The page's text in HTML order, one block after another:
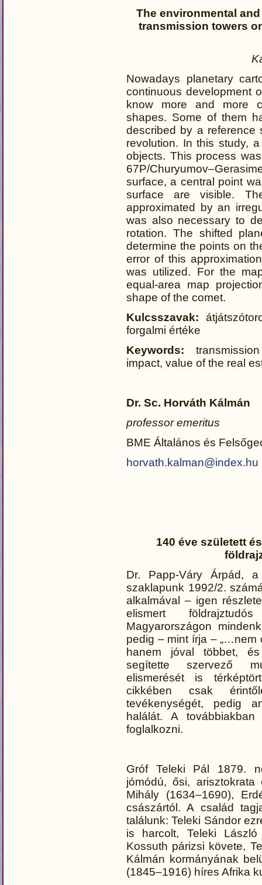
The environmental
transmission towers
Nowadays planetary
continuous development
know more and more
shapes. Some of them
described by a reference
revolution. In this study,
objects. This process
67P/
surface, a central point
surface are visible.
approximated by an
was also necessary to
rotation. The shifted
determine the points on
error of this
was utilized. For the
equal-area map
shape of the comet.
Kulcsszavak:
forgalmi értéke
Keywords:
impact, value of the real
Dr. Sc. Horváth Kálmán
professor emeritus
BME Általános és
horvath.kalman@index.hu
140 éve született
Dr. Papp-Váry Árpád,
szaklapunk 1992/2.
alkalmával – igen
elismert
Magyarországon
pedig – mint írja – „…nem
hanem jóval többet,
segítette szervező
elismerését is
cikkében csak
tevékenységét, pedig
halálát. A
foglalkozni.
Gróf Teleki Pál 1879.
jómódú, ősi,
Mihály (1634–1690),
császártól. A család
találunk: Teleki Sándor
is harcolt, Teleki
Kossuth párizsi követe,
Kálmán kormányának
(1845–1916) híres Afrika